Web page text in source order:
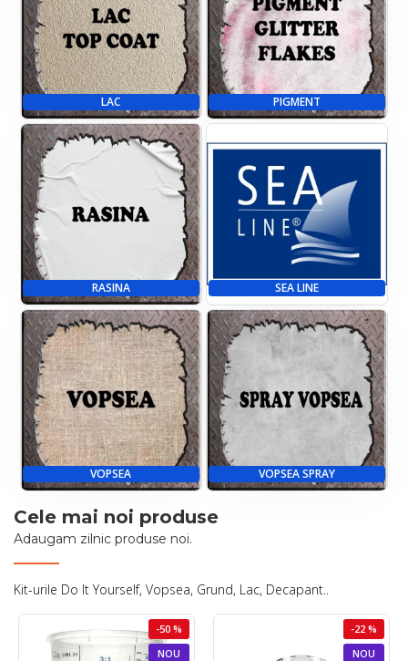
LAC PIGMENT
RASINA SEA LINE
VOPSEA VOPSEA SPRAY
Cele mai noi produse
Adaugam zilnic produse noi.
Kit-urile Do It Yourself, Vopsea, Grund, Lac, Decapant..
NOU
-50 %
NOU
-22 %